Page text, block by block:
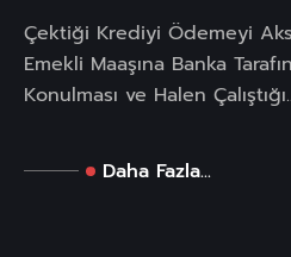
Çektiği Krediyi Ödemeyi
Emekli Maaşına Banka
Konulması ve Halen
Daha Fazla...